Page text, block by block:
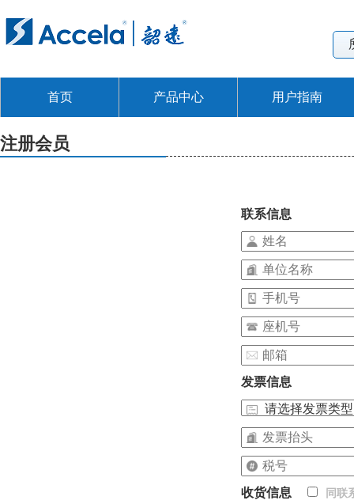
首页 产品中心 用户指南
注册会员
联系信息
发票信息
收货信息 同联